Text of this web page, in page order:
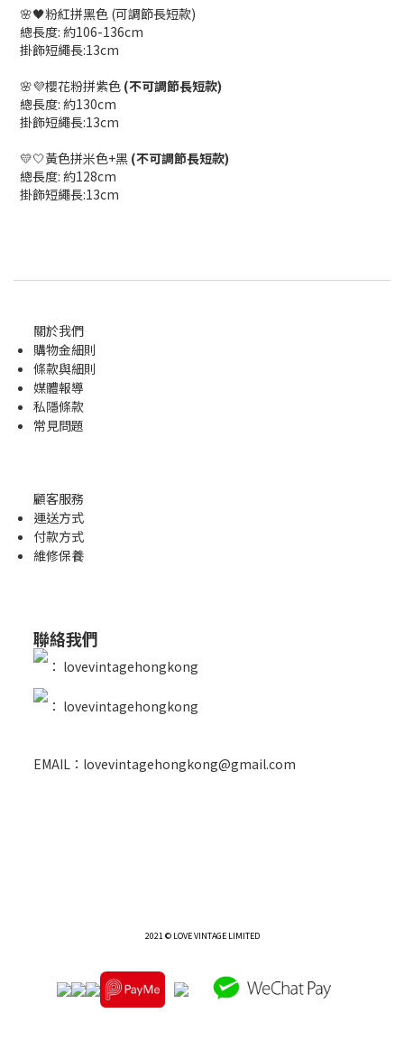
🌸🖤粉紅拼黑色 (可調節長短款)
總長度: 約106-136cm
掛飾短繩長:13cm
🌸💜櫻花粉拼紫色 (不可調節長短款)
總長度: 約130cm
掛飾短繩長:13cm
💛🤍黃色拼米色+黑 (不可調節長短款)
總長度: 約128cm
掛飾短繩長:13cm
關於我們
購物金細則
條款與細則
媒體報導
私隱條款
常見問題
顧客服務
運送方式
付款方式
維修保養
聯絡我們
： lovevintagehongkong
： lovevintagehongkong
EMAIL：lovevintagehongkong@gmail.com
2021 © LOVE VINTAGE LIMITED